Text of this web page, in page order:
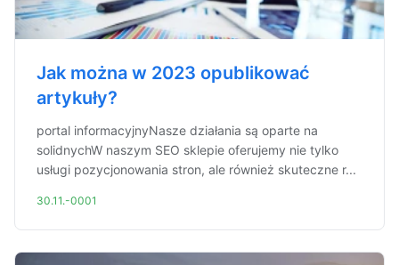
Jak można w 2023 opublikować
artykuły?
portal informacyjnyNasze działania są oparte na
solidnychW naszym SEO sklepie oferujemy nie tylko
usługi pozycjonowania stron, ale również skuteczne r...
30.11.-0001